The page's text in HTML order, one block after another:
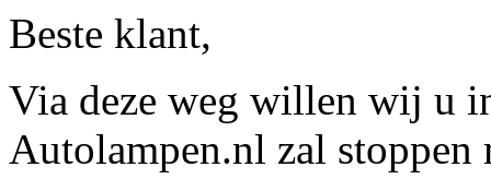
Beste klant,
Via deze weg willen wij u
Autolampen.nl zal stoppen